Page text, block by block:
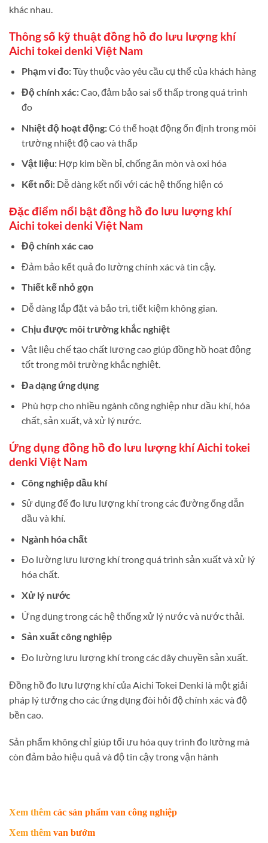
khác nhau.
Thông số kỹ thuật đồng hồ đo lưu lượng khí
Aichi tokei denki Việt Nam
Phạm vi đo:Tùy thuộc vào yêu cầu cụ thể của khách hàng
Độ chính xác:Cao, đảm bảo sai số thấp trong quá trình
đo
Nhiệt độ hoạt động:Có thể hoạt động ổn định trong môi
trường nhiệt độ cao và thấp
Vật liệu:Hợp kim bền bỉ, chống ăn mòn và oxi hóa
Kết nối:Dễ dàng kết nối với các hệ thống hiện có
Đặc điểm nổi bật đồng hồ đo lưu lượng khí
Aichi tokei denki Việt Nam
Độ chính xác cao
Đảm bảo kết quả đo lường chính xác và tin cậy.
Thiết kế nhỏ gọn
Dễ dàng lắp đặt và bảo trì, tiết kiệm không gian.
Chịu được môi trường khắc nghiệt
Vật liệu chế tạo chất lượng cao giúp đồng hồ hoạt động
tốt trong môi trường khắc nghiệt.
Đa dạng ứng dụng
Phù hợp cho nhiều ngành công nghiệp như dầu khí, hóa
chất, sản xuất, và xử lý nước.
Ứng dụng đồng hồ đo lưu lượng khí Aichi tokei
denki Việt Nam
Công nghiệp dầu khí
Sử dụng để đo lưu lượng khí trong các đường ống dẫn
dầu và khí.
Ngành hóa chất
Đo lường lưu lượng khí trong quá trình sản xuất và xử lý
hóa chất.
Xử lý nước
Ứng dụng trong các hệ thống xử lý nước và nước thải.
Sản xuất công nghiệp
Đo lường lưu lượng khí trong các dây chuyền sản xuất.
Đồng hồ đo lưu lượng khí của Aichi Tokei Denki là một giải
pháp lý tưởng cho các ứng dụng đòi hỏi độ chính xác và độ
bền cao.
Sản phẩm không chỉ giúp tối ưu hóa quy trình đo lường mà
còn đảm bảo hiệu quả và độ tin cậy trong vận hành
Xem thêm các sản phẩm van công nghiệp
Xem thêm van bướm